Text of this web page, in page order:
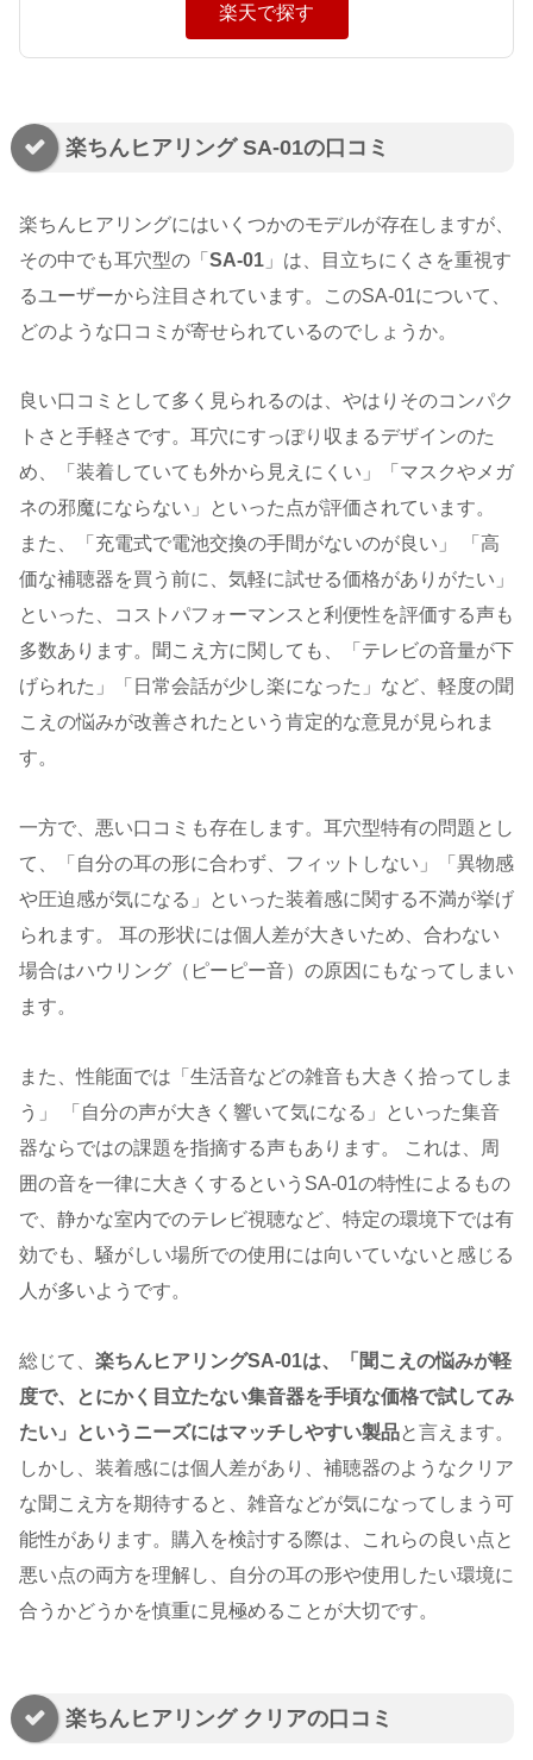
楽天で探す
楽ちんヒアリング SA-01の口コミ
楽ちんヒアリングにはいくつかのモデルが存在しますが、
その中でも耳穴型の「 SA-01 」は、目立ちにくさを重視す
るユーザーから注目されています。このSA-01について、
どのような口コミが寄せられているのでしょうか。
良い口コミとして多く見られるのは、やはりそのコンパク
トさと手軽さです。耳穴にすっぽり収まるデザインのた
め、「装着していても外から見えにくい」「マスクやメガ
ネの邪魔にならない」といった点が評価されています。
また、「充電式で電池交換の手間がないのが良い」 「高
価な補聴器を買う前に、気軽に試せる価格がありがたい」
といった、コストパフォーマンスと利便性を評価する声も
多数あります。聞こえ方に関しても、「テレビの音量が下
げられた」「日常会話が少し楽になった」など、軽度の聞
こえの悩みが改善されたという肯定的な意見が見られま
す。
一方で、悪い口コミも存在します。耳穴型特有の問題とし
て、「自分の耳の形に合わず、フィットしない」「異物感
や圧迫感が気になる」といった装着感に関する不満が挙げ
られます。 耳の形状には個人差が大きいため、合わない
場合はハウリング（ピーピー音）の原因にもなってしまい
ます。
また、性能面では「生活音などの雑音も大きく拾ってしま
う」 「自分の声が大きく響いて気になる」といった集音
器ならではの課題を指摘する声もあります。 これは、周
囲の音を一律に大きくするというSA-01の特性によるもの
で、静かな室内でのテレビ視聴など、特定の環境下では有
効でも、騒がしい場所での使用には向いていないと感じる
人が多いようです。
総じて、 楽ちんヒアリングSA-01は、「聞こえの悩みが軽
度で、とにかく目立たない集音器を手頃な価格で試してみ
たい」というニーズにはマッチしやすい製品と言えます。
しかし、装着感には個人差があり、補聴器のようなクリア
な聞こえ方を期待すると、雑音などが気になってしまう可
能性があります。購入を検討する際は、これらの良い点と
悪い点の両方を理解し、自分の耳の形や使用したい環境に
合うかどうかを慎重に見極めることが大切です。
楽ちんヒアリング クリアの口コミ